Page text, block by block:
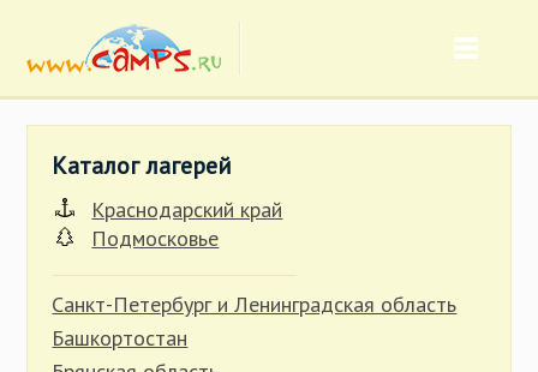
Каталог лагерей
Краснодарский край
Подмосковье
Санкт-Петербург и Ленинградская область
Башкортостан